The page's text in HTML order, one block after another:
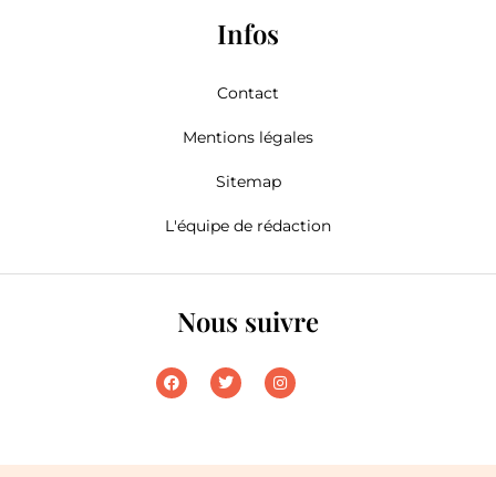
Infos
Contact
Mentions légales
Sitemap
L'équipe de rédaction
Nous suivre